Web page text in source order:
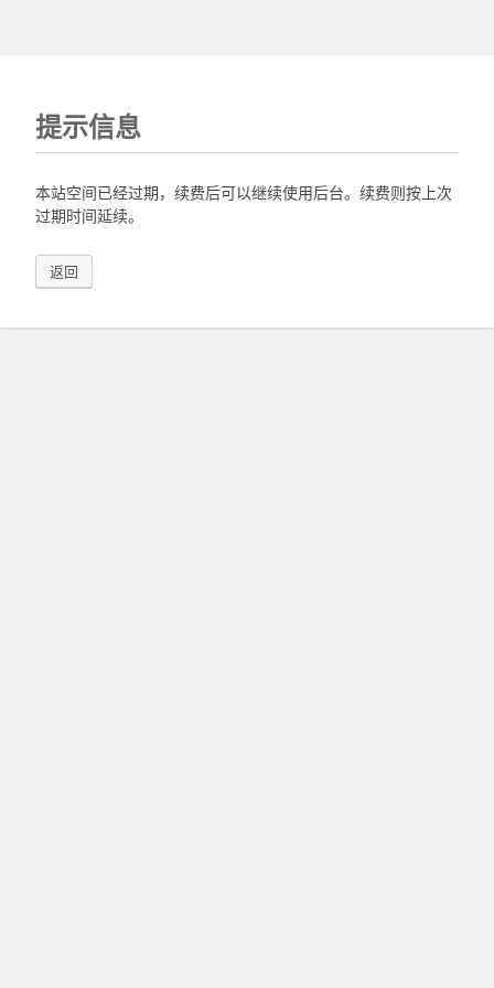
提示信息
本站空间已经过期，续费后可以继续使用后台。续费则按上次
过期时间延续。
返回